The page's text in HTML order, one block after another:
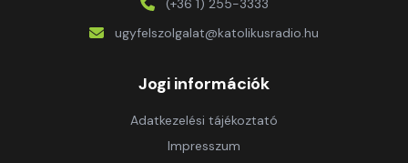
(+36 1) 255-3333
ugyfelszolgalat@katolikusradio.hu
Jogi információk
Adatkezelési tájékoztató
Impresszum